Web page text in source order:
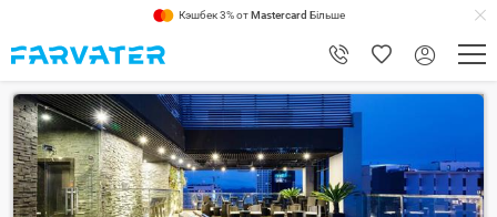
Кэшбек 3% отMastercard Більше